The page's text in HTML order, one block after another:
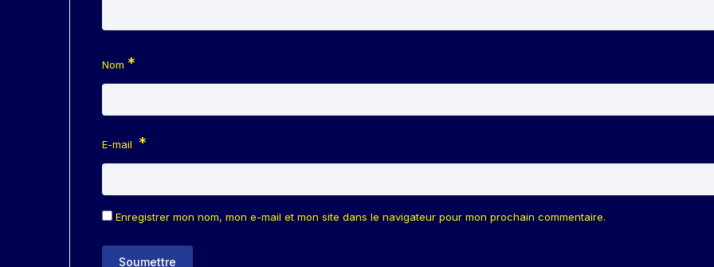
Nom *
E-mail *
Enregistrer mon nom, mon e-mail et mon site dans le navigateur pour mon prochain commentaire.